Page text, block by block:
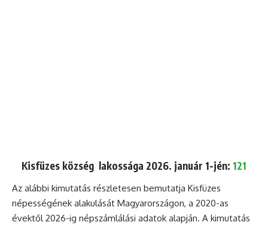
Kisfüzes község lakossága 2026. január 1-jén: 121
Az alábbi kimutatás részletesen bemutatja Kisfüzes
népességének alakulását Magyarországon, a 2020-as
évektől 2026-ig népszámlálási adatok alapján. A kimutatás